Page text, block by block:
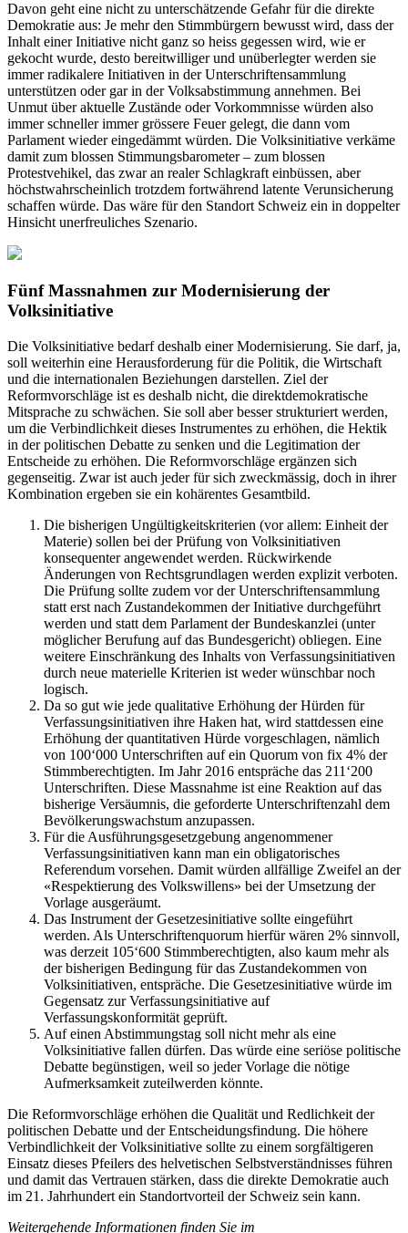
Davon geht eine nicht zu unterschätzende Gefahr für die direkte
Demokratie aus: Je mehr den Stimmbürgern bewusst wird, dass der
Inhalt einer Initiative nicht ganz so heiss gegessen wird, wie er
gekocht wurde, desto bereitwilliger und unüberlegter werden sie
immer radikalere Initiativen in der Unterschriftensammlung
unterstützen oder gar in der Volksabstimmung annehmen. Bei
Unmut über aktuelle Zustände oder Vorkommnisse würden also
immer schneller immer grössere Feuer gelegt, die dann vom
Parlament wieder eingedämmt würden. Die Volksinitiative verkäme
damit zum blossen Stimmungsbarometer – zum blossen
Protestvehikel, das zwar an realer Schlagkraft einbüssen, aber
höchstwahrscheinlich trotzdem fortwährend latente Verunsicherung
schaffen würde. Das wäre für den Standort Schweiz ein in doppelter
Hinsicht unerfreuliches Szenario.
Fünf Massnahmen zur Modernisierung der
Volksinitiative
Die Volksinitiative bedarf deshalb einer Modernisierung. Sie darf, ja,
soll weiterhin eine Herausforderung für die Politik, die Wirtschaft
und die internationalen Beziehungen darstellen. Ziel der
Reformvorschläge ist es deshalb nicht, die direktdemokratische
Mitsprache zu schwächen. Sie soll aber besser strukturiert werden,
um die Verbindlichkeit dieses Instrumentes zu erhöhen, die Hektik
in der politischen Debatte zu senken und die Legitimation der
Entscheide zu erhöhen. Die Reformvorschläge ergänzen sich
gegenseitig. Zwar ist auch jeder für sich zweckmässig, doch in ihrer
Kombination ergeben sie ein kohärentes Gesamtbild.
Die bisherigen Ungültigkeitskriterien (vor allem: Einheit der
Materie) sollen bei der Prüfung von Volksinitiativen
konsequenter angewendet werden. Rückwirkende
Änderungen von Rechtsgrundlagen werden explizit verboten.
Die Prüfung sollte zudem vor der Unterschriftensammlung
statt erst nach Zustandekommen der Initiative durchgeführt
werden und statt dem Parlament der Bundeskanzlei (unter
möglicher Berufung auf das Bundesgericht) obliegen. Eine
weitere Einschränkung des Inhalts von Verfassungsinitiativen
durch neue materielle Kriterien ist weder wünschbar noch
logisch.
Da so gut wie jede qualitative Erhöhung der Hürden für
Verfassungsinitiativen ihre Haken hat, wird stattdessen eine
Erhöhung der quantitativen Hürde vorgeschlagen, nämlich
von 100‘000 Unterschriften auf ein Quorum von fix 4% der
Stimmberechtigten. Im Jahr 2016 entspräche das 211‘200
Unterschriften. Diese Massnahme ist eine Reaktion auf das
bisherige Versäumnis, die geforderte Unterschriftenzahl dem
Bevölkerungswachstum anzupassen.
Für die Ausführungsgesetzgebung angenommener
Verfassungsinitiativen kann man ein obligatorisches
Referendum vorsehen. Damit würden allfällige Zweifel an der
«Respektierung des Volkswillens» bei der Umsetzung der
Vorlage ausgeräumt.
Das Instrument der Gesetzesinitiative sollte eingeführt
werden. Als Unterschriftenquorum hierfür wären 2% sinnvoll,
was derzeit 105‘600 Stimmberechtigten, also kaum mehr als
der bisherigen Bedingung für das Zustandekommen von
Volksinitiativen, entspräche. Die Gesetzesinitiative würde im
Gegensatz zur Verfassungsinitiative auf
Verfassungskonformität geprüft.
Auf einen Abstimmungstag soll nicht mehr als eine
Volksinitiative fallen dürfen. Das würde eine seriöse politische
Debatte begünstigen, weil so jeder Vorlage die nötige
Aufmerksamkeit zuteilwerden könnte.
Die Reformvorschläge erhöhen die Qualität und Redlichkeit der
politischen Debatte und der Entscheidungsfindung. Die höhere
Verbindlichkeit der Volksinitiative sollte zu einem sorgfältigeren
Einsatz dieses Pfeilers des helvetischen Selbstverständnisses führen
und damit das Vertrauen stärken, dass die direkte Demokratie auch
im 21. Jahrhundert ein Standortvorteil der Schweiz sein kann.
Weitergehende Informationen finden Sie im